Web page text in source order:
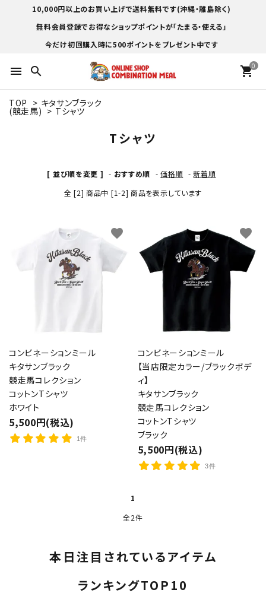
10,000円以上のお買い上げで送料無料です(沖縄・離島除く)
無料会員登録でお得なショップポイントが「たまる・使える」
今だけ初回購入時に500ポイントをプレゼント中です
menu search 0
shopping_cart
TOP > キタサンブラック
(競走馬) > Tシャツ
Tシャツ
[ 並び順を変更 ] - おすすめ順 -価格順 -新着順
全 [2] 商品中 [1-2] 商品を表示しています
コンビネーションミール
キタサンブラック
競走馬コレクション
コットンTシャツ
ホワイト
5,500円(税込)
1件
favorite
コンビネーションミール
【当店限定カラー/ブラックボデ
ィ】
キタサンブラック
競走馬コレクション
コットンTシャツ
ブラック
5,500円(税込)
3件
favorite
1
全2件
本日注目されているアイテム
ランキングTOP10